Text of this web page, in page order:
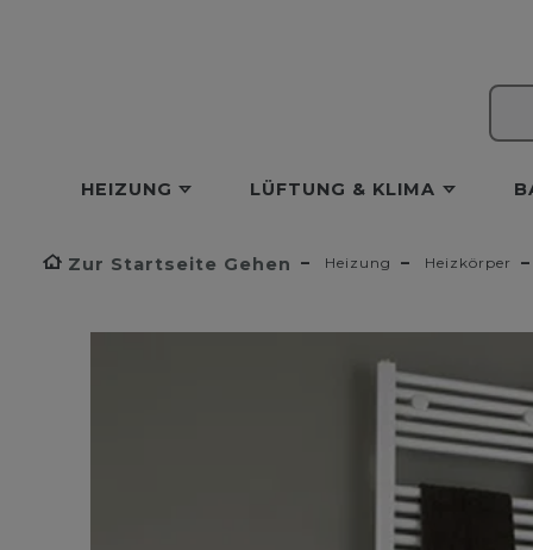
HEIZUNG LÜFTUNG & KLIMA
Zur Startseite Gehen Heizung Heizkörper